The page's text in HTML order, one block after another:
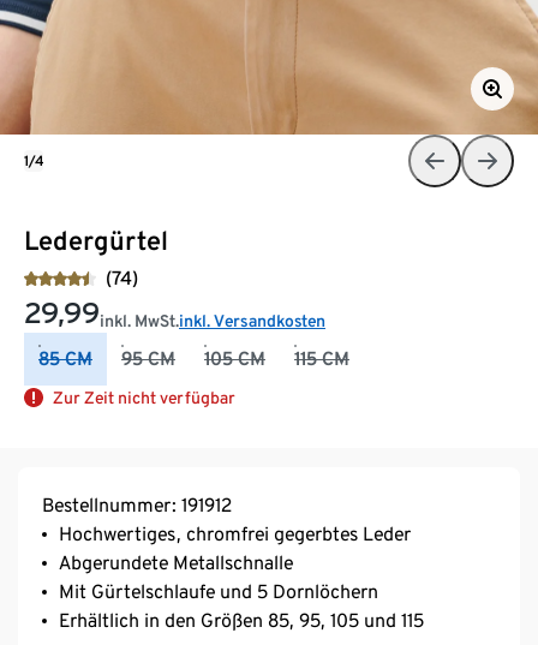
Ledergürtel
(74)
29,99inkl. MwSt.inkl. Versandkosten
85 CM 95 CM 105 CM 115 CM
Zur Zeit nicht verfügbar
1/4
Bestellnummer: 191912
Hochwertiges, chromfrei gegerbtes Leder
Abgerundete Metallschnalle
Mit Gürtelschlaufe und 5 Dornlöchern
Erhältlich in den Größen 85, 95, 105 und 115